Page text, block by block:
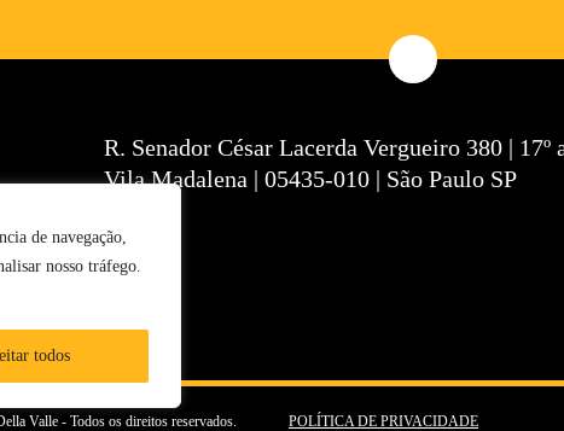
de navegação,
nosso tráfego.
todos
R. Senador César Lacerda Vergueiro 380 | 17º
Vila Madalena | 05435-010 | São Paulo SP
Valle - Todos os direitos reservados. POLÍTICA DE PRIVACIDADE